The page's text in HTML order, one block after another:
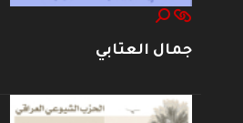
جمال العتابي